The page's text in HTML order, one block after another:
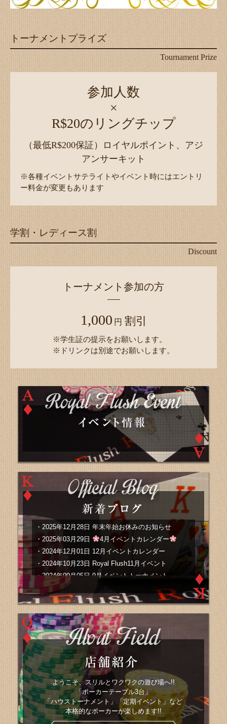
トーナメントプライズ
Tournament Prize
参加人数
×
R$20のリングチップ
（最低R$200保証）ロイヤルポイント、アジ
アンサーキット
※各種イベントサテライトやイベント時にはエントリ
ー料金が変更もあります
学割・レディース割
Discount
トーナメント参加の方
1,000 円 割引
※学生証の提示をお願いします。
※ドリンクは別途でお願いします。
・2025年12月28日 年末年始お休みのお知らせ
・2025年03月29日
4月イベントカレンダー
・2024年12月01日 12月イベントカレンダー
・2024年10月23日 Royal Flush11月イベント
・2024年09月05日 9月イベントトーナメント
・2024年07月16日 7/29㈪ 臨時休業のお知らせ
・2024年06月13日 ロイヤル6月イベントトーナメン
ようこそ、スリルとワクワクの遊び場へ!!
「ポーカーテーブル3台」
「ハウストーナメント」「定期イベント」など
本格的なポーカーが楽しめます!!